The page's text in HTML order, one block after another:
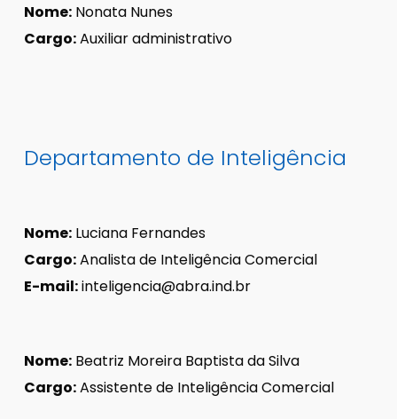
Nome: Nonata Nunes
Cargo:Auxiliar administrativo
Departamento de Inteligência
Nome: Luciana Fernandes
Cargo:Analista de Inteligência Comercial
E-mail:inteligencia@abra.ind.br
Nome: Beatriz Moreira Baptista da Silva
Cargo:Assistente de Inteligência Comercial